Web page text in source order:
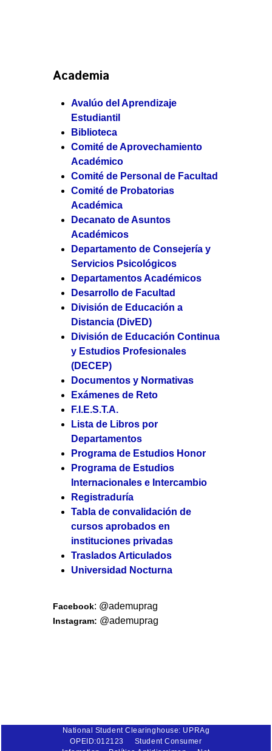
Academia
Avalúo del Aprendizaje
Estudiantil
Biblioteca
Comité de Aprovechamiento
Académico
Comité de Personal de Facultad
Comité de Probatorias
Académica
Decanato de Asuntos
Académicos
Departamento de Consejería y
Servicios Psicológicos
Departamentos Académicos
Desarrollo de Facultad
División de Educación a
Distancia (DivED)
División de Educación Continua
y Estudios Profesionales
(DECEP)
Documentos y Normativas
Exámenes de Reto
F.I.E.S.T.A.
Lista de Libros por
Departamentos
Programa de Estudios Honor
Programa de Estudios
Internacionales e Intercambio
Registraduría
Tabla de convalidación de
cursos aprobados en
instituciones privadas
Traslados Articulados
Universidad Nocturna
Facebook: @ademuprag
Instagram: @ademuprag
National Student Clearinghouse: UPRAg
OPEID:012123
Student Consumer